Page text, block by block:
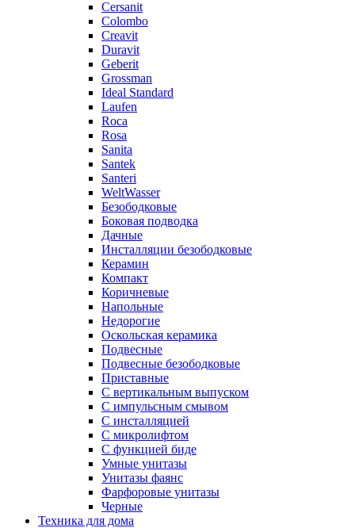
Cersanit
Colombo
Creavit
Duravit
Geberit
Grossman
Ideal Standard
Laufen
Roca
Rosa
Sanita
Santek
Santeri
WeltWasser
Безободковые
Боковая подводка
Дачные
Инсталляции безободковые
Керамин
Компакт
Коричневые
Напольные
Недорогие
Оскольская керамика
Подвесные
Подвесные безободковые
Приставные
С вертикальным выпуском
С импульсным смывом
С инсталляцией
С микролифтом
С функцией биде
Умные унитазы
Унитазы фаянс
Фарфоровые унитазы
Черные
Техника для дома